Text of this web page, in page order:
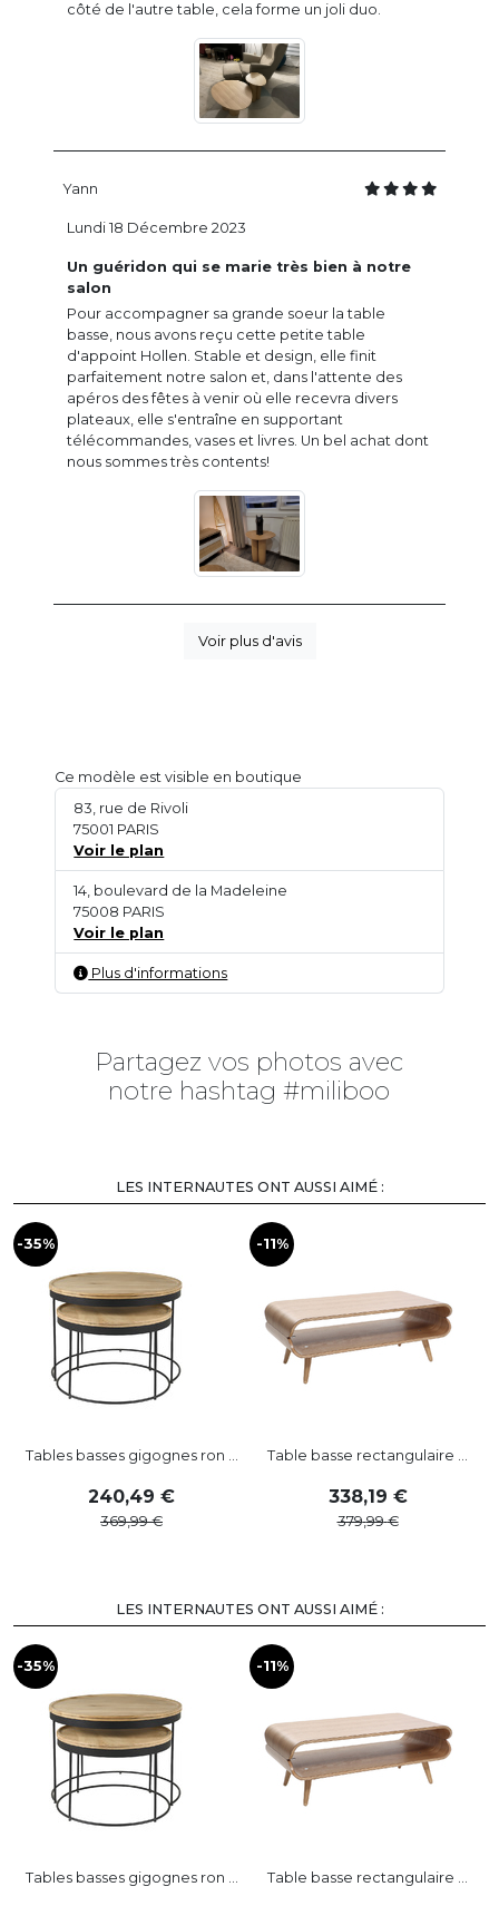
côté de l'autre table, cela forme un joli duo.
Yann
Un guéridon qui se marie très bien à notre
salon
Pour accompagner sa grande soeur la table
basse, nous avons reçu cette petite table
d'appoint Hollen. Stable et design, elle finit
parfaitement notre salon et, dans l'attente des
apéros des fêtes à venir où elle recevra divers
plateaux, elle s'entraîne en supportant
télécommandes, vases et livres. Un bel achat dont
nous sommes très contents!
Lundi 18 Décembre 2023
Voir plus d'avis
Ce modèle est visible en boutique
83, rue de Rivoli
75001 PARIS
Voir le plan
14, boulevard de la Madeleine
75008 PARIS
Voir le plan
Plus d'informations
Partagez vos photos avec
notre hashtag #miliboo
LES INTERNAUTES ONT AUSSI AIMÉ :
-35%
Tables basses gigognes ron ...
240,49
369,99
-11%
Table basse rectangulaire ...
338,19
379,99
LES INTERNAUTES ONT AUSSI AIMÉ :
-35%
Tables basses gigognes ron ...
-11%
Table basse rectangulaire ...